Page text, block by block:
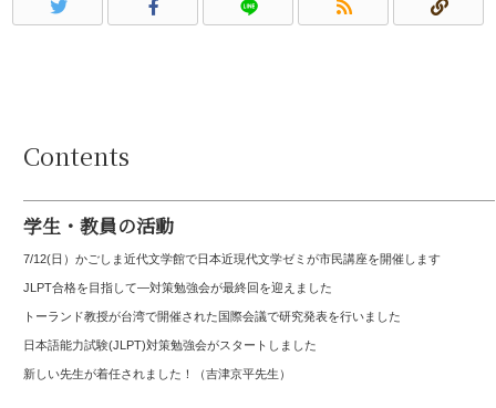
Contents
学生・教員の活動
7/12(日）かごしま近代文学館で日本近現代文学ゼミが市民講座を開催します
JLPT合格を目指して—対策勉強会が最終回を迎えました
トーランド教授が台湾で開催された国際会議で研究発表を行いました
日本語能力試験(JLPT)対策勉強会がスタートしました
新しい先生が着任されました！（吉津京平先生）